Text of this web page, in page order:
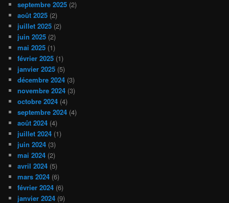
septembre 2025 (2)
août 2025 (2)
juillet 2025 (2)
juin 2025 (2)
mai 2025 (1)
février 2025 (1)
janvier 2025 (5)
décembre 2024 (3)
novembre 2024 (3)
octobre 2024 (4)
septembre 2024 (4)
août 2024 (4)
juillet 2024 (1)
juin 2024 (3)
mai 2024 (2)
avril 2024 (5)
mars 2024 (6)
février 2024 (6)
janvier 2024 (9)